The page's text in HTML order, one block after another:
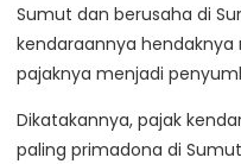
Sumut dan berusaha di
kendaraannya
pajaknya menjadi
Dikatakannya, pajak
paling primadona di